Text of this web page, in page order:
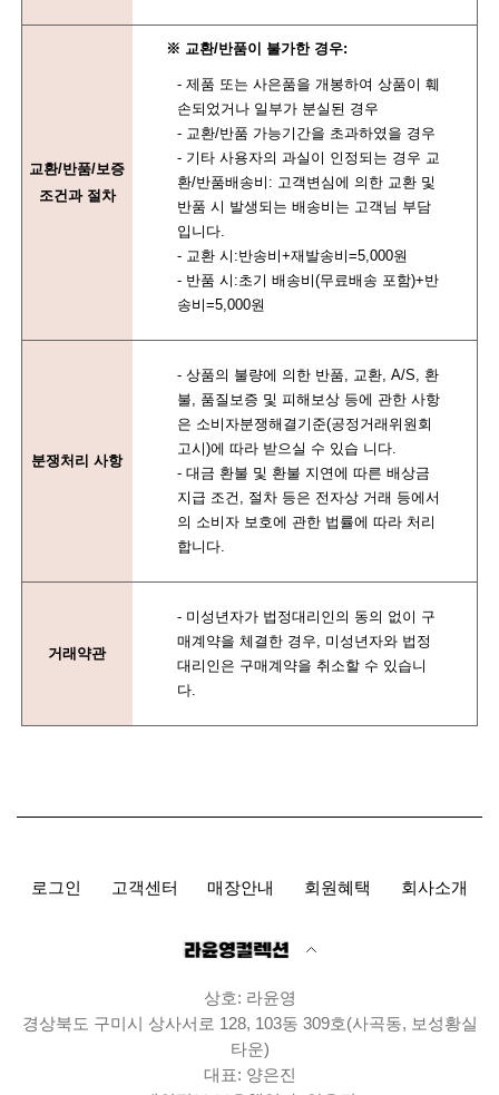
교환/반품/보증
조건과 절차
※ 교환/반품이 불가한 경우:
- 제품 또는 사은품을 개봉하여 상품이 훼
손되었거나 일부가 분실된 경우
- 교환/반품 가능기간을 초과하였을 경우
- 기타 사용자의 과실이 인정되는 경우 교
환/반품배송비: 고객변심에 의한 교환 및
반품 시 발생되는 배송비는 고객님 부담
입니다.
- 교환 시:반송비+재발송비=5,000원
- 반품 시:초기 배송비(무료배송 포함)+반
송비=5,000원
분쟁처리 사항
- 상품의 불량에 의한 반품, 교환, A/S, 환
불, 품질보증 및 피해보상 등에 관한 사항
은 소비자분쟁해결기준(공정거래위원회
고시)에 따라 받으실 수 있습 니다.
- 대금 환불 및 환불 지연에 따른 배상금
지급 조건, 절차 등은 전자상 거래 등에서
의 소비자 보호에 관한 법률에 따라 처리
합니다.
거래약관
- 미성년자가 법정대리인의 동의 없이 구
매계약을 체결한 경우, 미성년자와 법정
대리인은 구매계약을 취소할 수 있습니
다.
로그인 고객센터 매장안내 회원혜택 회사소개
상호: 라윤영
경상북도 구미시 상사서로 128, 103동 309호(사곡동, 보성황실
타운)
대표: 양은진